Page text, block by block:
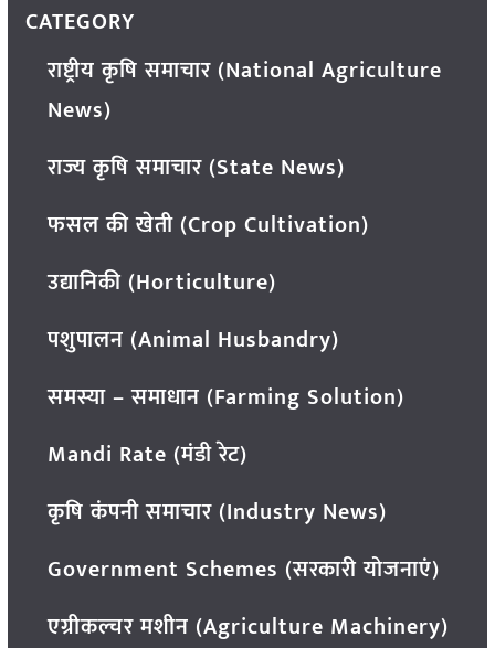
CATEGORY
राष्ट्रीय कृषि समाचार (National Agriculture
News)
राज्य कृषि समाचार (State News)
फसल की खेती (Crop Cultivation)
उद्यानिकी (Horticulture)
पशुपालन (Animal Husbandry)
समस्या – समाधान (Farming Solution)
Mandi Rate (मंडी रेट)
कृषि कंपनी समाचार (Industry News)
Government Schemes (सरकारी योजनाएं)
एग्रीकल्चर मशीन (Agriculture Machinery)